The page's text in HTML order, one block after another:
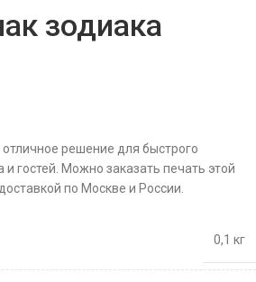
зодиака
решение для быстрого
гостей. Можно заказать печать этой
по Москве и России.
0,1 кг